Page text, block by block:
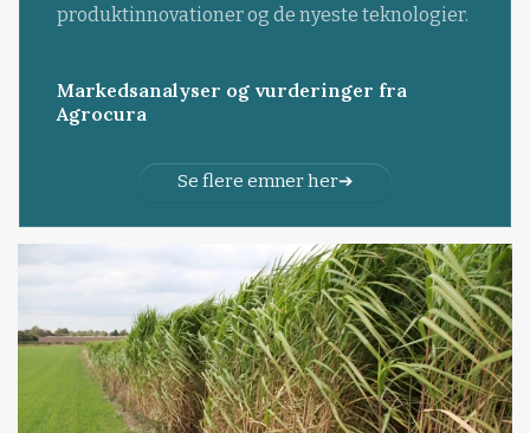
produktinnovationer og de nyeste teknologier.
Markedsanalyser og vurderinger fra
Agrocura
Se flere emner her